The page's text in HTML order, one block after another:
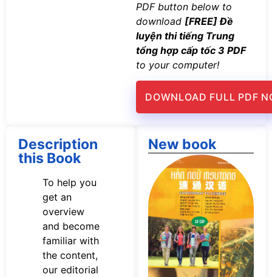
PDF button below to
download [FREE] Đề
luyện thi tiếng Trung
tổng hợp cấp tốc 3 PDF
to your computer!
DOWNLOAD FULL PDF
Description
this Book
To help you
get an
overview
and become
familiar with
the content,
our editorial
New book